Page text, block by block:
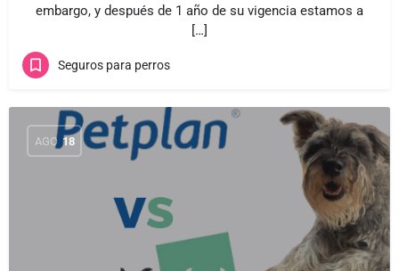
embargo, y después de 1 año de su vigencia estamos a
[…]
Seguros para perros
AGO 18